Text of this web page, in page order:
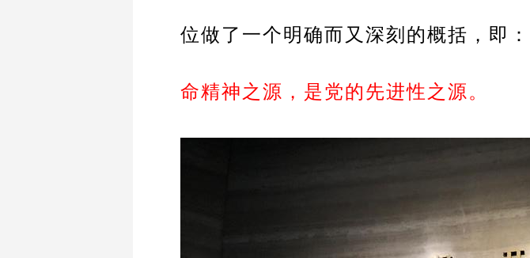
位做了一个明确而又深刻的概括，即：
命精神之源，是党的先进性之源。